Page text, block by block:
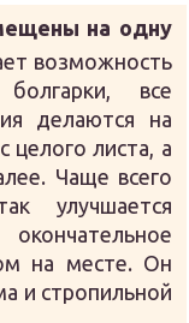
на одну
возможность
все
делаются на
целого листа, а
Чаще всего
улучшается
на месте. Он
и стропильной